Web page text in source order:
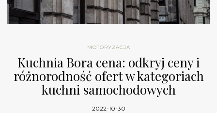
MOTORYZACJA
Kuchnia Bora cena: odkryj ceny i
różnorodność ofert w kategoriach
kuchni samochodowych
2022-10-30